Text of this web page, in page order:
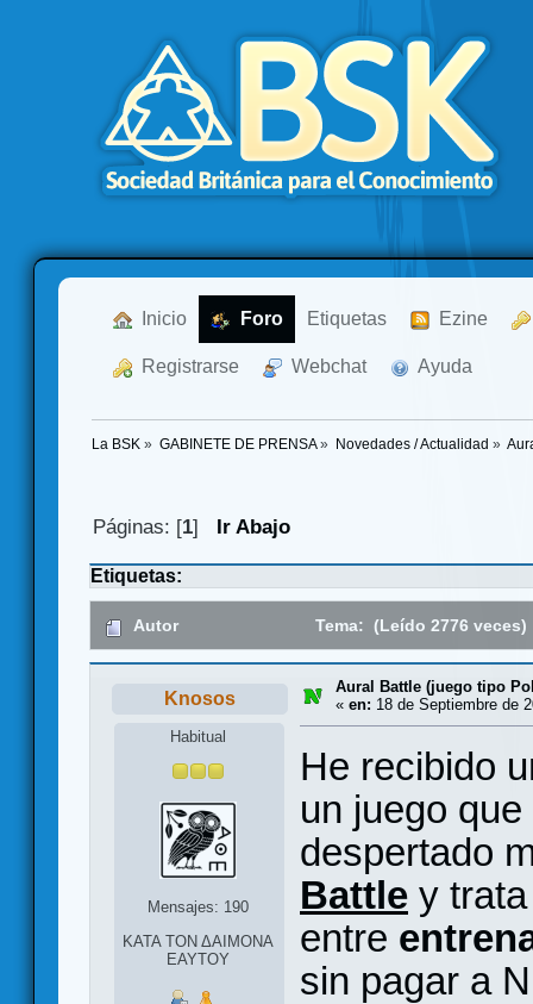
Inicio Foro Etiquetas Ezine
Registrarse Webchat Ayuda
La BSK » GABINETE DE PRENSA» Novedades / Actualidad »
Páginas: [1] Ir Abajo
Etiquetas:
Autor Tema: (Leído 2776 veces)
Knosos
Habitual
Mensajes: 190
ΚΑΤΑ ΤΟΝ ΔΑΙΜΟΝΑ
ΕΑΥΤΟΥ
Aural Battle (juego tipo
« en: 18 de Septiembre de
He recibido
un juego
despertado
Battle y
entre
sin pagar a